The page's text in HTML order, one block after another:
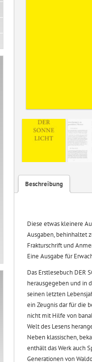
Beschreibung
Diese etwas kleinere
Ausgaben, behinhaltet
Frakturschrift und
Eine Ausgabe für
Das Erstlesebuch DER
herausgegeben und in
seinen letzten
ein Zeugnis dar für die
nicht mit Hilfe von
Welt des Lesens
Neben klassischen,
enthält das Werk auch
Generationen von